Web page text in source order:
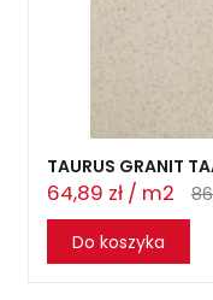
TAURUS GRANIT
64,89 zł / m2
Do koszyka